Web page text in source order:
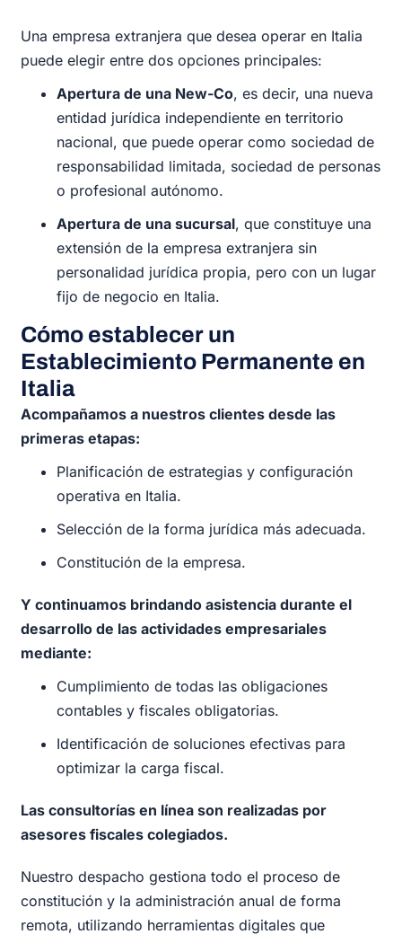
Una empresa extranjera que desea operar en Italia
puede elegir entre dos opciones principales:
Apertura de una New-Co, es decir, una nueva
entidad jurídica independiente en territorio
nacional, que puede operar como sociedad de
responsabilidad limitada, sociedad de personas
o profesional autónomo.
Apertura de una sucursal, que constituye una
extensión de la empresa extranjera sin
personalidad jurídica propia, pero con un lugar
fijo de negocio en Italia.
Cómo establecer un
Establecimiento Permanente en
Italia
Acompañamos a nuestros clientes desde las
primeras etapas:
Planificación de estrategias y configuración
operativa en Italia.
Selección de la forma jurídica más adecuada.
Constitución de la empresa.
Y continuamos brindando asistencia durante el
desarrollo de las actividades empresariales
mediante:
Cumplimiento de todas las obligaciones
contables y fiscales obligatorias.
Identificación de soluciones efectivas para
optimizar la carga fiscal.
Las consultorías en línea son realizadas por
asesores fiscales colegiados.
Nuestro despacho gestiona todo el proceso de
constitución y la administración anual de forma
remota, utilizando herramientas digitales que